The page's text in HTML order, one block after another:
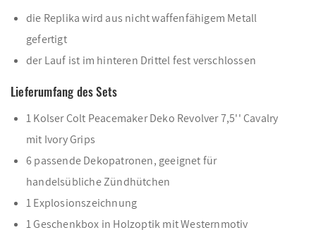
die Replika wird aus nicht waffenfähigem Metall
gefertigt
der Lauf ist im hinteren Drittel fest verschlossen
Lieferumfang des Sets
1 Kolser Colt Peacemaker Deko Revolver 7,5'' Cavalry
mit Ivory Grips
6 passende Dekopatronen, geeignet für
handelsübliche Zündhütchen
1 Explosionszeichnung
1 Geschenkbox in Holzoptik mit Westernmotiv